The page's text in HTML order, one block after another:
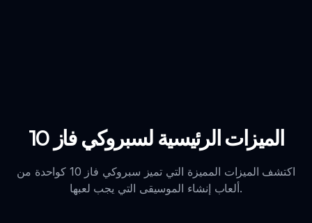
الميزات الرئيسية لسبروكي فاز 10
اكتشف الميزات المميزة التي تميز سبروكي فاز 10 كواحدة من
ألعاب إنشاء الموسيقى التي يجب لعبها.